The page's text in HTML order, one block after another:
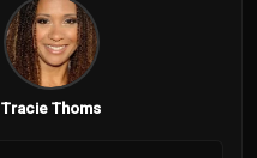
Tracie Thoms